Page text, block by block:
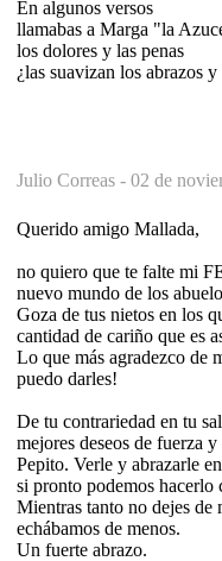
En algunos versos
llamabas a Marga "la
los dolores y las penas
¿las suavizan los abrazos y
Julio Correas - 02 de
Querido amigo Mallada,
no quiero que te falte mi
nuevo mundo de los
Goza de tus nietos en los
cantidad de cariño que es
Lo que más agradezco de
puedo darles!
De tu contrariedad en tu
mejores deseos de fuerza
Pepito. Verle y abrazarle
si pronto podemos hacerlo
Mientras tanto no dejes de
echábamos de menos.
Un fuerte abrazo.